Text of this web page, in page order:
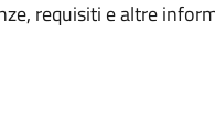
requisiti e altre